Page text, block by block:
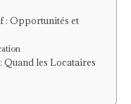
: Opportunités et
Quand les Locataires